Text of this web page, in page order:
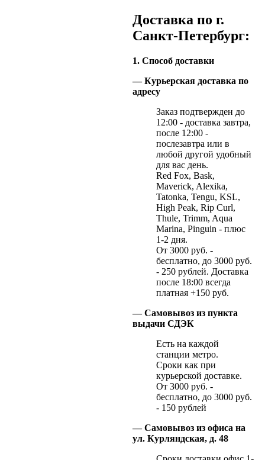
Доставка по г.
Санкт-Петербург:
1. Способ доставки
— Курьерская доставка по
адресу
Заказ подтвержден до
12:00 - доставка завтра,
после 12:00 -
послезавтра или в
любой другой удобный
для вас день.
Red Fox, Bask,
Maverick, Alexika,
Tatonka, Tengu, KSL,
High Peak, Rip Curl,
Thule, Trimm, Aqua
Marina, Pinguin - плюс
1-2 дня.
От 3000 руб. -
бесплатно, до 3000 руб.
- 250 рублей. Доставка
после 18:00 всегда
платная +150 руб.
— Самовывоз из пункта
выдачи СДЭК
Есть на каждой
станции метро.
Сроки как при
курьерской доставке.
От 3000 руб. -
бесплатно, до 3000 руб.
- 150 рублей
— Самовывоз из офиса на
ул. Курляндская, д. 48